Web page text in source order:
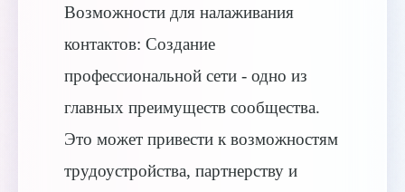
Возможности для налаживания
контактов: Создание
профессиональной сети - одно из
главных преимуществ сообщества.
Это может привести к возможностям
трудоустройства, партнерству и